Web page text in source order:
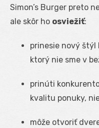
Simon’s Burger preto
ale skôr ho osviežiť:
prinesie nový štýl
ktorý nie sme v
prinúti
kvalitu ponuky,
môže otvoriť